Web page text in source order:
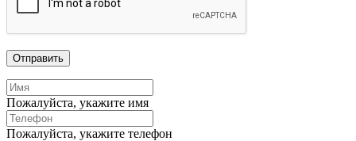
Отправить
Пожалуйста, укажите имя
Пожалуйста, укажите телефон